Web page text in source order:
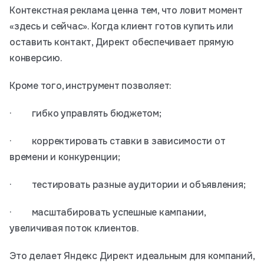
Контекстная реклама ценна тем, что ловит момент
«здесь и сейчас». Когда клиент готов купить или
оставить контакт, Директ обеспечивает прямую
конверсию.
Кроме того, инструмент позволяет:
· гибко управлять бюджетом;
· корректировать ставки в зависимости от
времени и конкуренции;
· тестировать разные аудитории и объявления;
· масштабировать успешные кампании,
увеличивая поток клиентов.
Это делает Яндекс Директ идеальным для компаний,